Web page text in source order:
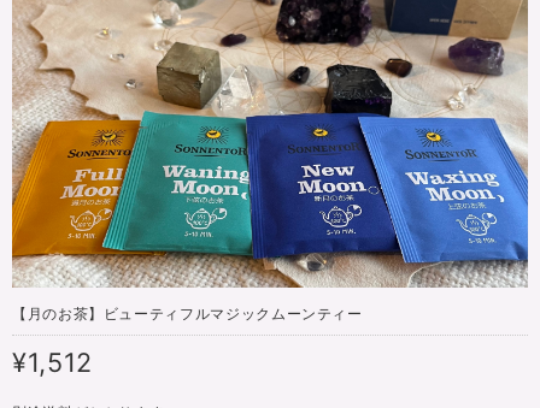
【月のお茶】ビューティフルマジックムーンティー
¥1,512